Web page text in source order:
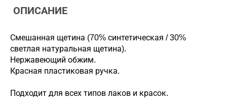
ОПИСАНИЕ
Смешанная щетина (70% синтетическая / 30%
светлая натуральная щетина).
Нержавеющий обжим.
Красная пластиковая ручка.
Подходит для всех типов лаков и красок.